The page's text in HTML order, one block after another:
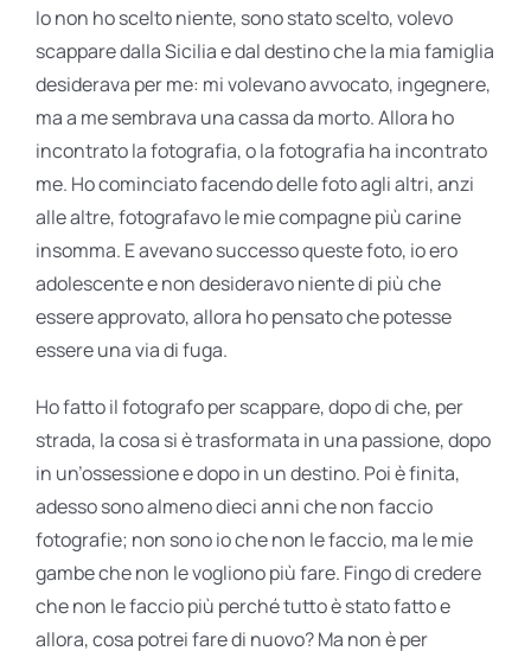
Io non ho scelto niente, sono stato scelto, volevo
scappare dalla Sicilia e dal destino che la mia famiglia
desiderava per me: mi volevano avvocato, ingegnere,
ma a me sembrava una cassa da morto. Allora ho
incontrato la fotografia, o la fotografia ha incontrato
me. Ho cominciato facendo delle foto agli altri, anzi
alle altre, fotografavo le mie compagne più carine
insomma. E avevano successo queste foto, io ero
adolescente e non desideravo niente di più che
essere approvato, allora ho pensato che potesse
essere una via di fuga.
Ho fatto il fotografo per scappare, dopo di che, per
strada, la cosa si è trasformata in una passione, dopo
in un’ossessione e dopo in un destino. Poi è finita,
adesso sono almeno dieci anni che non faccio
fotografie; non sono io che non le faccio, ma le mie
gambe che non le vogliono più fare. Fingo di credere
che non le faccio più perché tutto è stato fatto e
allora, cosa potrei fare di nuovo? Ma non è per